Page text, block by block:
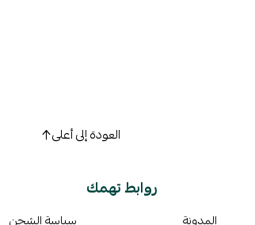
العودة إلى أعلى
روابط تهمك
المدونة سياسة الشحن